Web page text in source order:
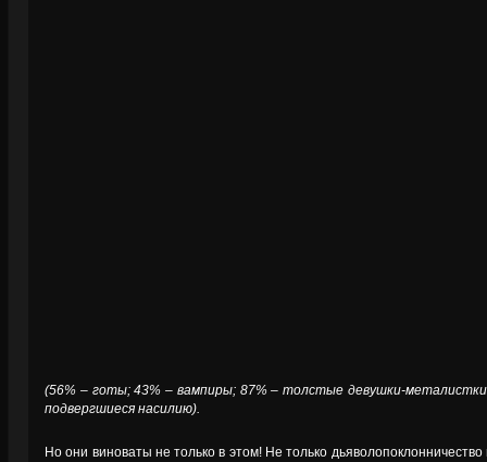
(56% – готы; 43% – вампиры; 87% – толстые девушки-
подвергшиеся насилию).
Но они виноваты не только в этом! Не только